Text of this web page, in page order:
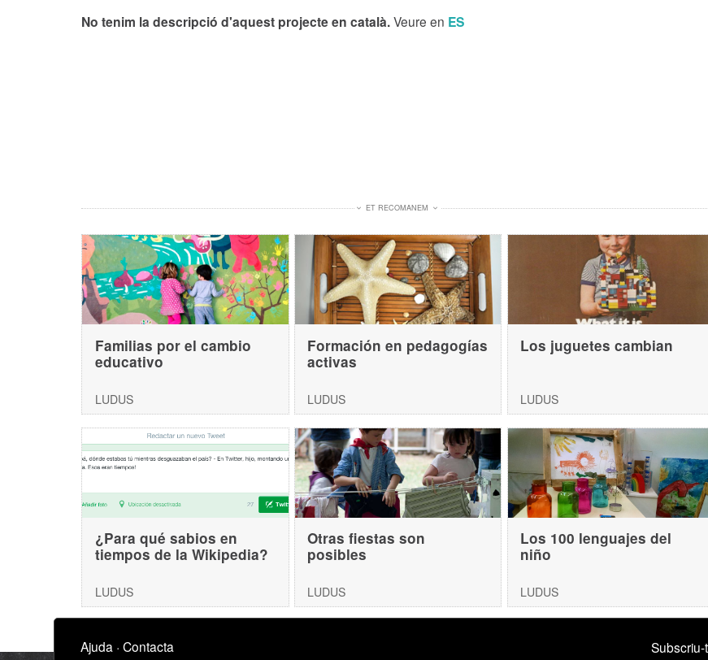
No tenim la descripció d'aquest projecte en català.Veure en ES
ET RECOMANEM
Familias por el cambio
educativo
LUDUS
Formación en pedagogías
activas
LUDUS
Los juguetes cambian
LUDUS
¿Para qué sabios en
tiempos de la Wikipedia?
LUDUS
Otras fiestas son
posibles
LUDUS
Los 100 lenguajes del
niño
LUDUS
Ajuda · Contacta